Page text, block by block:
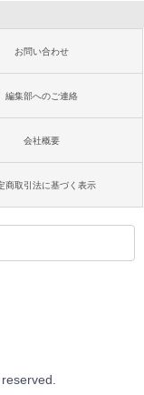
お問い合わせ
編集部へのご連絡
会社概要
商取引法に基づく表示